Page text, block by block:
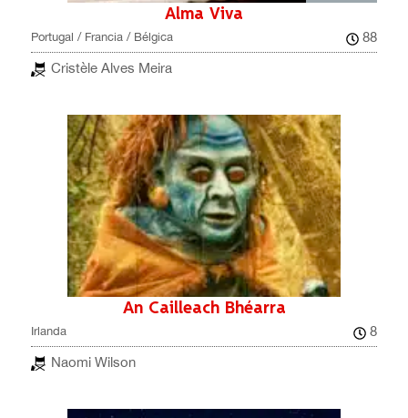
Alma Viva
Portugal / Francia / Bélgica
88
Cristèle Alves Meira
An Cailleach Bhéarra
Irlanda
8
Naomi Wilson